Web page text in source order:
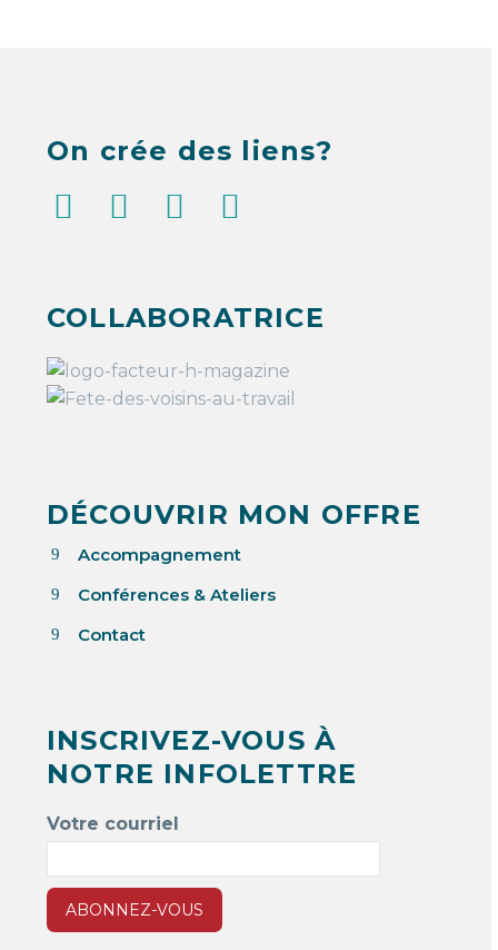
On crée des liens?
COLLABORATRICE
DÉCOUVRIR MON OFFRE
9 Accompagnement
9 Conférences & Ateliers
9 Contact
INSCRIVEZ-VOUS À
NOTRE INFOLETTRE
Votre courriel